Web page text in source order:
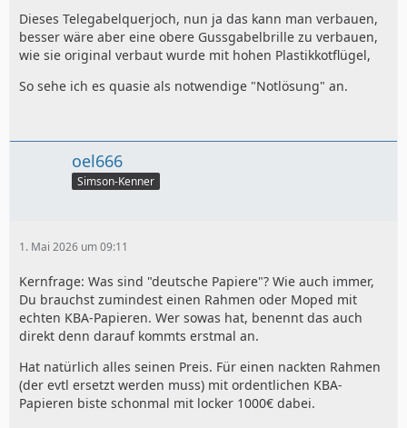
Dieses Telegabelquerjoch, nun ja das kann man verbauen,
besser wäre aber eine obere Gussgabelbrille zu verbauen,
wie sie original verbaut wurde mit hohen Plastikkotflügel,
So sehe ich es quasie als notwendige "Notlösung" an.
oel666
Simson-Kenner
1. Mai 2026 um 09:11
Kernfrage: Was sind "deutsche Papiere"? Wie auch immer,
Du brauchst zumindest einen Rahmen oder Moped mit
echten KBA-Papieren. Wer sowas hat, benennt das auch
direkt denn darauf kommts erstmal an.
Hat natürlich alles seinen Preis. Für einen nackten Rahmen
(der evtl ersetzt werden muss) mit ordentlichen KBA-
Papieren biste schonmal mit locker 1000€ dabei.